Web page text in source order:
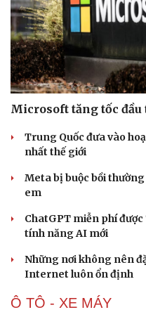
Microsoft tăng tốc đầu
Trung Quốc đưa vào
nhất thế giới
Meta bị buộc bồi thường
em
ChatGPT miễn phí
tính năng AI mới
Những nơi không nên
Internet luôn ổn định
Ô TÔ - XE MÁY